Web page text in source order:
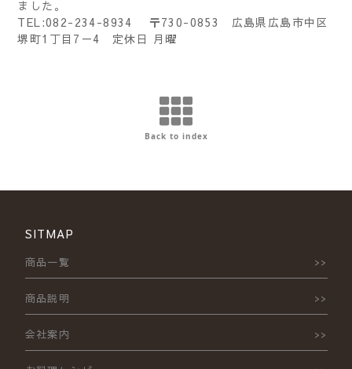
ました。
TEL:082-234-8934 〒730-0853 広島県広島市中区
堺町1丁目7－4 定休日 月曜
Back to index
SITMAP
商品一覧
商品説明
会社案内